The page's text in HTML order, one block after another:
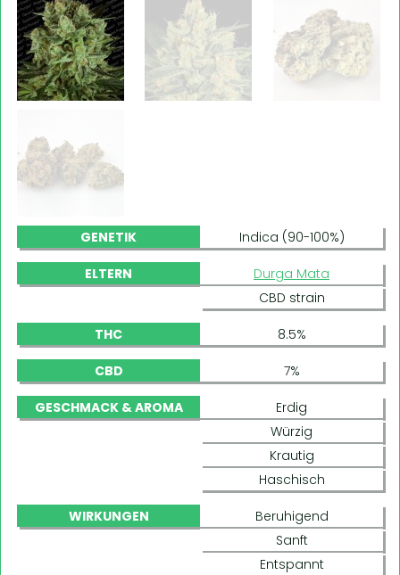
GENETIK Indica (90-100%)
ELTERN
Durga Mata
CBD strain
THC 8.5%
CBD 7%
GESCHMACK & AROMA
Erdig
Würzig
Krautig
Haschisch
WIRKUNGEN
Beruhigend
Sanft
Entspannt